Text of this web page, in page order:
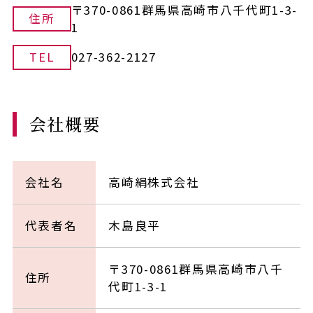
住所
〒370-0861群馬県高崎市八千代町1-3-
1
TEL
027-362-2127
会社概要
会社名 高崎絹株式会社
代表者名 木島良平
住所
〒370-0861群馬県高崎市八千
代町1-3-1